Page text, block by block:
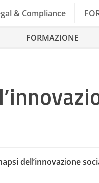
& Compliance
FORMAZIONE
dell’innovazione